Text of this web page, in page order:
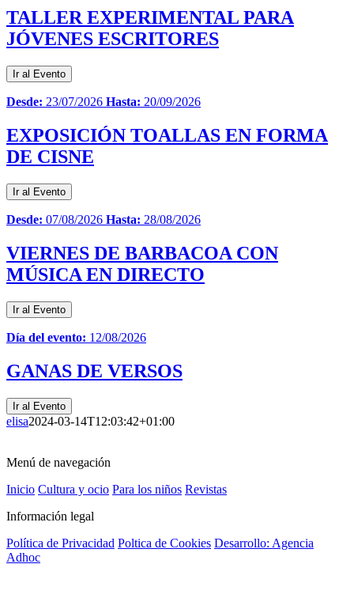
TALLER EXPERIMENTAL PARA
JÓVENES ESCRITORES
Ir al Evento
Desde: 23/07/2026 Hasta: 20/09/2026
EXPOSICIÓN TOALLAS EN FORMA
DE CISNE
Ir al Evento
Desde: 07/08/2026 Hasta: 28/08/2026
VIERNES DE BARBACOA CON
MÚSICA EN DIRECTO
Ir al Evento
Día del evento: 12/08/2026
GANAS DE VERSOS
Ir al Evento
elisa2024-03-14T12:03:42+01:00
Menú de navegación
Inicio Cultura y ocio Para los niños Revistas
Información legal
Política de Privacidad Poltica de Cookies Desarrollo: Agencia
Adhoc